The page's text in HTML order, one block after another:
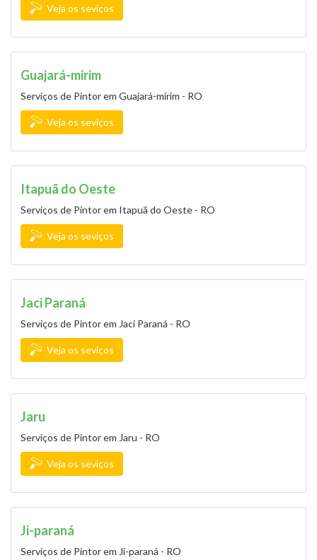
Veja os seviços
Guajará-mirim
Serviços de Pintor em Guajará-mirim - RO
Veja os seviços
Itapuã do Oeste
Serviços de Pintor em Itapuã do Oeste - RO
Veja os seviços
Jaci Paraná
Serviços de Pintor em Jaci Paraná - RO
Veja os seviços
Jaru
Serviços de Pintor em Jaru - RO
Veja os seviços
Ji-paraná
Serviços de Pintor em Ji-paraná - RO